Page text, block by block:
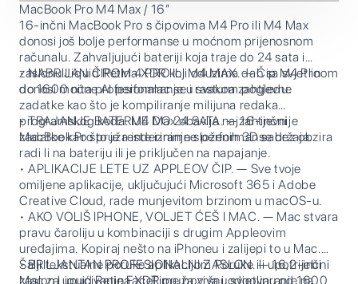
MacBook Pro M4 Max / 16”
16-inčni MacBook Pro s čipovima M4 Pro ili M4 Max
donosi još bolje performanse u moćnom prijenosnom
računalu. Zahvaljujući bateriji koja traje do 24 sata i
zaslonu Liquid Retina XDR koji oduzima dah sa svjetlinom
do 1600 nita profesionalac je u svakom pogledu.
• NABRIJAN ČIPOM 4 PRO ILI M4 MAX. — Čip M4 Pro
donosi moćne AI performanse i rastura zahtjevne
zadatke kao što je kompiliranje milijuna redaka
programskog koda. M4 Max obavlja najzahtjevnije
zadatke kao što je renderiranje složenih 3D sadržaja.
• TRAJANJE BATERIJE DO 24 SATA. — 16-inčni
MacBook Pro pruža iste iznimne performanse bez obzira
radi li na bateriju ili je priključen na napajanje.
• APLIKACIJE LETE UZ APPLEOV ČIP. — Sve tvoje
omiljene aplikacije, uključujući Microsoft 365 i Adobe
Creative Cloud, rade munjevitom brzinom u macOS-u.
• AKO VOLIŠ IPHONE, VOLJET ĆEŠ I MAC. — Mac stvara
pravu čaroliju u kombinaciji s drugim Appleovim
uređajima. Kopiraj nešto na iPhoneu i zalijepi to u Mac.
Šalji tekstualne poruke aplikacijom Poruke ili upotrijebi
Mac za upućivanje FaceTime poziva i odgovaranje na
• BRILJANTAN PROFESIONALNI ZASLON. — 16,2-inčni
zaslon Liquid Retina XDR pruža vršnu svjetlinu od 1600